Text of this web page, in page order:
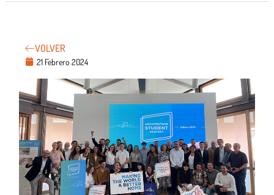
VOLVER
21 Febrero 2024